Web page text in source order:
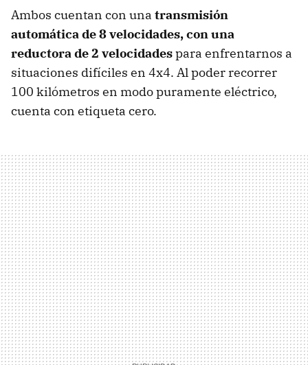
Ambos cuentan con una transmisión
automática de 8 velocidades, con una
reductora de 2 velocidadespara enfrentarnos a
situaciones difíciles en 4x4. Al poder recorrer
100 kilómetros en modo puramente eléctrico,
cuenta con etiqueta cero.